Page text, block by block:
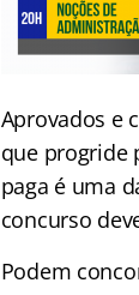
Aprovados e
que progride
paga é uma
concurso
Podem